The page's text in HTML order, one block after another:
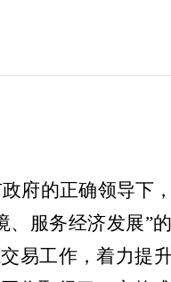
府的正确领导下
、服务经济发展”
易工作，着力提